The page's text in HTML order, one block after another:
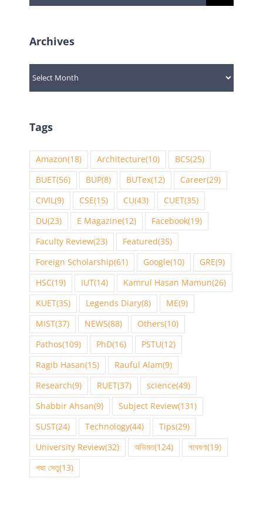
for:
Archives
Archives
Tags
Amazon(18) Architecture(10) BCS(25)
BUET(56) BUP(8) BUTex(12) Career(29)
CIVIL(9) CSE(15) CU(43) CUET(35)
DU(23) E Magazine(12) Facebook(19)
Faculty Review(23) Featured(35)
Foreign Scholarship(61) Google(10) GRE(9)
HSC(19) IUT(14) Kamrul Hasan Mamun(26)
KUET(35) Legends Diary(8) ME(9)
MIST(37) NEWS(88) Others(10)
Pathos(109) PhD(16) PSTU(12)
Ragib Hasan(15) Rauful Alam(9)
Research(9) RUET(37) science(49)
Shabbir Ahsan(9) Subject Review(131)
SUST(24) Technology(44) Tips(29)
University Review(32) অভিমত(124) গবেষণা(19)
পদ্মা সেতু(13)